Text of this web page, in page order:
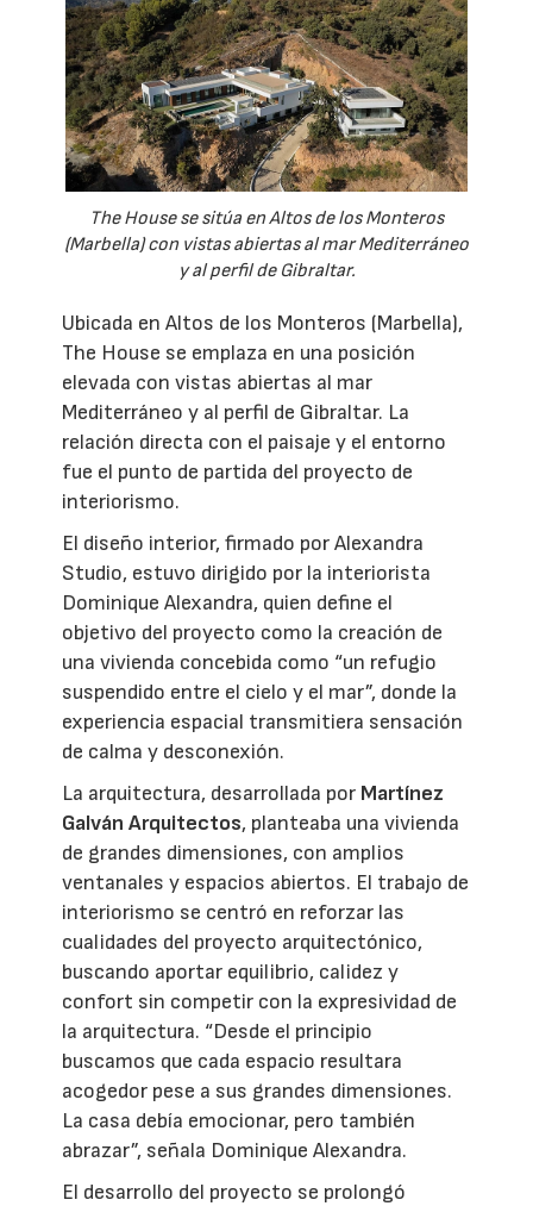
The House se sitúa en Altos de los Monteros
(Marbella) con vistas abiertas al mar Mediterráneo
y al perfil de Gibraltar.
Ubicada en Altos de los Monteros (Marbella),
The House se emplaza en una posición
elevada con vistas abiertas al mar
Mediterráneo y al perfil de Gibraltar. La
relación directa con el paisaje y el entorno
fue el punto de partida del proyecto de
interiorismo.
El diseño interior, firmado por Alexandra
Studio, estuvo dirigido por la interiorista
Dominique Alexandra, quien define el
objetivo del proyecto como la creación de
una vivienda concebida como “un refugio
suspendido entre el cielo y el mar”, donde la
experiencia espacial transmitiera sensación
de calma y desconexión.
La arquitectura, desarrollada por Martínez
Galván Arquitectos, planteaba una vivienda
de grandes dimensiones, con amplios
ventanales y espacios abiertos. El trabajo de
interiorismo se centró en reforzar las
cualidades del proyecto arquitectónico,
buscando aportar equilibrio, calidez y
confort sin competir con la expresividad de
la arquitectura. “Desde el principio
buscamos que cada espacio resultara
acogedor pese a sus grandes dimensiones.
La casa debía emocionar, pero también
abrazar”, señala Dominique Alexandra.
El desarrollo del proyecto se prolongó